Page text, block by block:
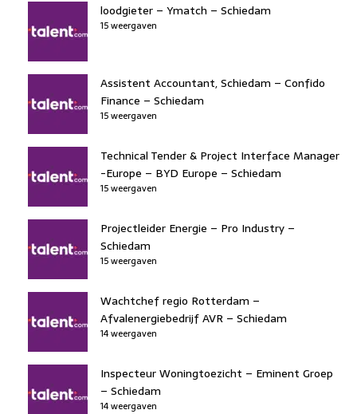
loodgieter – Ymatch – Schiedam
15 weergaven
Assistent Accountant, Schiedam – Confido
Finance – Schiedam
15 weergaven
Technical Tender & Project Interface Manager
-Europe – BYD Europe – Schiedam
15 weergaven
Projectleider Energie – Pro Industry –
Schiedam
15 weergaven
Wachtchef regio Rotterdam –
Afvalenergiebedrijf AVR – Schiedam
14 weergaven
Inspecteur Woningtoezicht – Eminent Groep
– Schiedam
14 weergaven